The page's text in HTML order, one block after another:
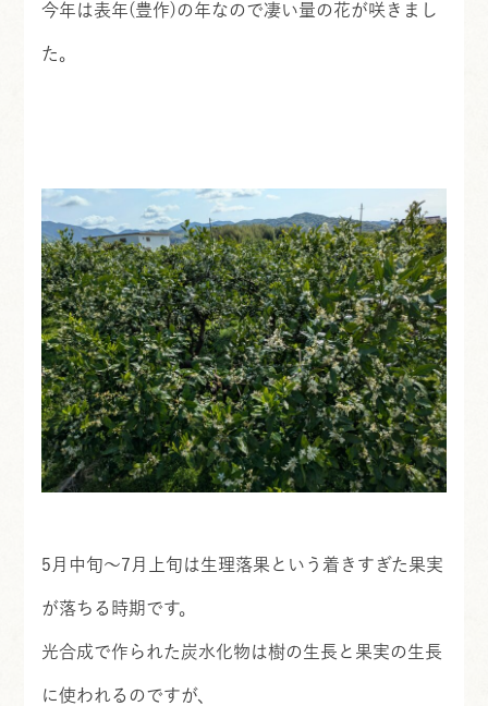
今年は表年(豊作)の年なので凄い量の花が咲きまし
た。
5月中旬〜7月上旬は生理落果という着きすぎた果実
が落ちる時期です。
光合成で作られた炭水化物は樹の生長と果実の生長
に使われるのですが、